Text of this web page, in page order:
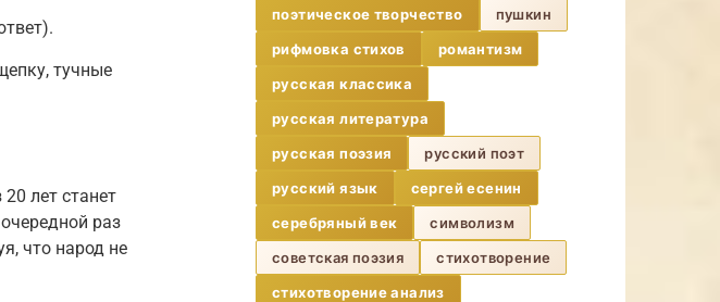
тучные
лет станет
раз
что народ не
поэтическое творчество
пушкин
рифмовка стихов
романтизм
русская классика
русская литература
русская поэзия
русский поэт
русский язык
сергей есенин
серебряный век
символизм
советская поэзия
стихотворение
стихотворение анализ